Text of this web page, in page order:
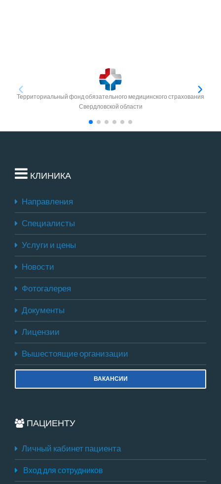
Территориальный фонд обязательного медицинского страхования
Свердловской области
КЛИНИКА
Направления
Специалисты
Услуги и цены
Новости
Фотогалерея
Документы
Лицензии
Вышестоящие организации
ВАКАНСИИ
ПАЦИЕНТУ
Личный кабинет пациента
Вход для сотрудников